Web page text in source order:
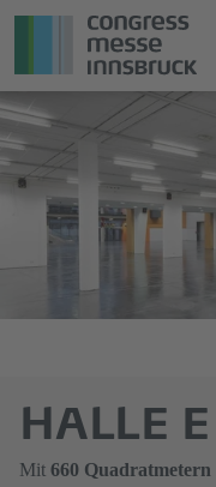
Direkt
zum
Hauptinhalt
springen
Direkt
zum
Hauptmenü
springen
HALLE E
Mit 660 Quadratmetern